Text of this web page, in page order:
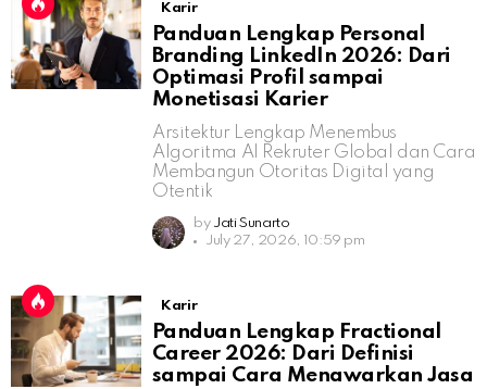
Karir
Panduan Lengkap Personal
Branding LinkedIn 2026: Dari
Optimasi Profil sampai
Monetisasi Karier
Arsitektur Lengkap Menembus
Algoritma AI Rekruter Global dan Cara
Membangun Otoritas Digital yang
Otentik
by Jati Sunarto
July 27, 2026, 10:59 pm
Karir
Panduan Lengkap Fractional
Career 2026: Dari Definisi
sampai Cara Menawarkan Jasa